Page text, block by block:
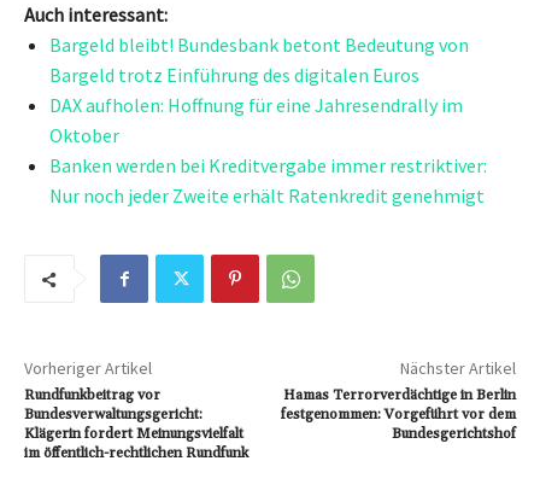
Auch interessant:
Bargeld bleibt! Bundesbank betont Bedeutung von
Bargeld trotz Einführung des digitalen Euros
DAX aufholen: Hoffnung für eine Jahresendrally im
Oktober
Banken werden bei Kreditvergabe immer restriktiver:
Nur noch jeder Zweite erhält Ratenkredit genehmigt
Vorheriger Artikel
Rundfunkbeitrag vor
Bundesverwaltungsgericht:
Klägerin fordert Meinungsvielfalt
im öffentlich-rechtlichen Rundfunk
Nächster Artikel
Hamas Terrorverdächtige in Berlin
festgenommen: Vorgeführt vor dem
Bundesgerichtshof